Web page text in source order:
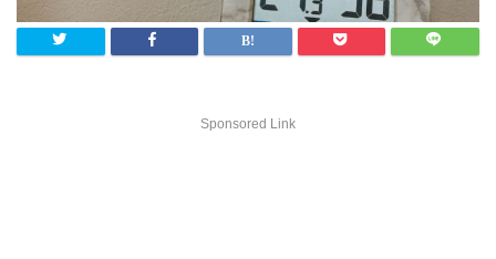
Sponsored Link